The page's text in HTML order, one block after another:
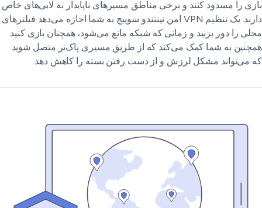
را مسدود کنند و برخی مناطق مسیرهای ناپایدار به لابی‌های خاص
دارند. یک تنظیم VPN امن نینتندو سوییچ به شما اجازه می‌دهد فیلترهای
را دور بزنید و زمانی که شبکه مانع می‌شود، همچنان بازی کنید.
به شما کمک می‌کند که از طریق مسیری پاک‌تر متصل شوید
می‌تواند مشکل لرزش و از دست رفتن بسته را کاهش دهد.